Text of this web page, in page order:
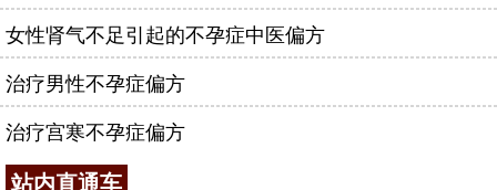
女性肾气不足引起的不孕症中医偏方
治疗男性不孕症偏方
治疗宫寒不孕症偏方
站内直通车